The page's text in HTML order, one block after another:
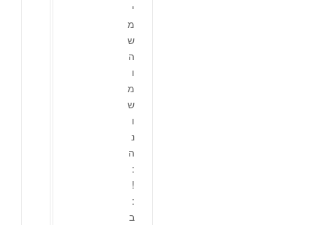
י
מ
ש
ה
ו
מ
ש
ו
נ
ה
:
!
:
ב